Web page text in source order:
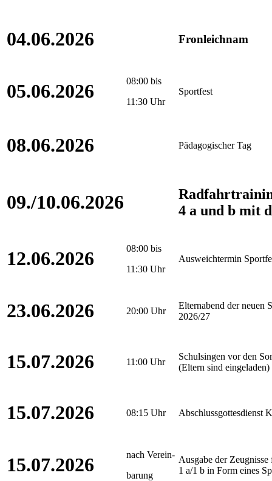
04.06.2026 Fronleichnam
05.06.2026
08:00 bis
11:30 Uhr
Sportfest
08.06.2026 Pädagogischer Tag
09./10.06.2026
4 a und b mit
12.06.2026
08:00 bis
11:30 Uhr
Ausweichtermin
23.06.2026 20:00 Uhr
Elternabend der neuen
2026/27
15.07.2026 11:00 Uhr
Schulsingen vor den
(Eltern sind eingeladen)
15.07.2026 08:15 Uhr Abschlussgottesdienst
15.07.2026
nach Verein-
barung
Ausgabe der
1 a/1 b in Form eines